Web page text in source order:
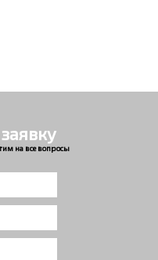
на все вопросы